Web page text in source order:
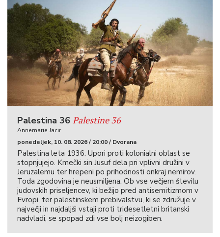
Palestina 36 Palestine 36
Annemarie Jacir
ponedeljek, 10. 08. 2026 / 20:00 / Dvorana
Palestina leta 1936. Upori proti kolonialni oblast se
stopnjujejo. Kmečki sin Jusuf dela pri vplivni družini v
Jeruzalemu ter hrepeni po prihodnosti onkraj nemirov.
Toda zgodovina je neusmiljena. Ob vse večjem številu
judovskih priseljencev, ki bežijo pred antisemitizmom v
Evropi, ter palestinskem prebivalstvu, ki se združuje v
največji in najdaljši vstaji proti tridesetletni britanski
nadvladi, se spopad zdi vse bolj neizogiben.